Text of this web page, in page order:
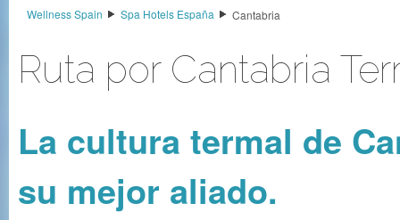
Wellness Spain Spa Hotels España Cantabria
Ruta por Cantabria
La cultura termal de
su mejor aliado.